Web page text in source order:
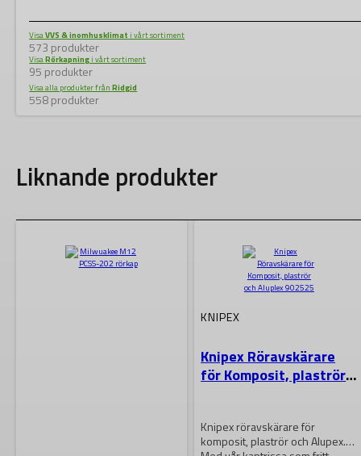
VisaVVS & inomhusklimat i vårt sortiment
573 produkter
VisaRörkapning i vårt sortiment
95 produkter
Visa alla produkter frånRidgid
558 produkter
Liknande produkter
KNIPEX
Knipex Röravskärare
för Komposit, plaströr
Knipex röravskärare för
komposit, plaströr och Alupex.